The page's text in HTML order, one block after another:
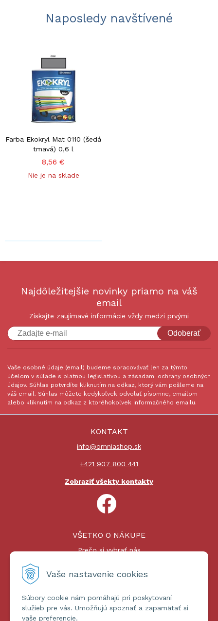
Vaše nastavenie cookies
Súbory cookie nám pomáhajú pri poskytovaní
služieb pre vás. Umožňujú spoznať a zapamätať si
vaše preferencie.
Naposledy navštívené
Farba Ekokryl Mat 0110 (šedá
tmavá) 0,6 l
8,56 €
Nie je na sklade
Najdôležitejšie novinky priamo na váš
email
Získajte zaujímavé informácie vždy medzi prvými
Odoberať
Vaše osobné údaje (email) budeme spracovávať len za týmto
účelom v súlade s platnou legislatívou a zásadami ochrany osobných
údajov. Súhlas potvrdíte kliknutím na odkaz, ktorý vám pošleme na
váš email. Súhlas môžete kedykoľvek odvolať písomne, emailom
alebo kliknutím na odkaz z ktoréhokoľvek informačného emailu.
KONTAKT
info@omniashop.sk
+421 907 800 441
Zobraziť všekty kontakty
VŠETKO O NÁKUPE
Prečo si vybrať nás
Platby a doprava
ĎALŠIE INFORMÁCIE